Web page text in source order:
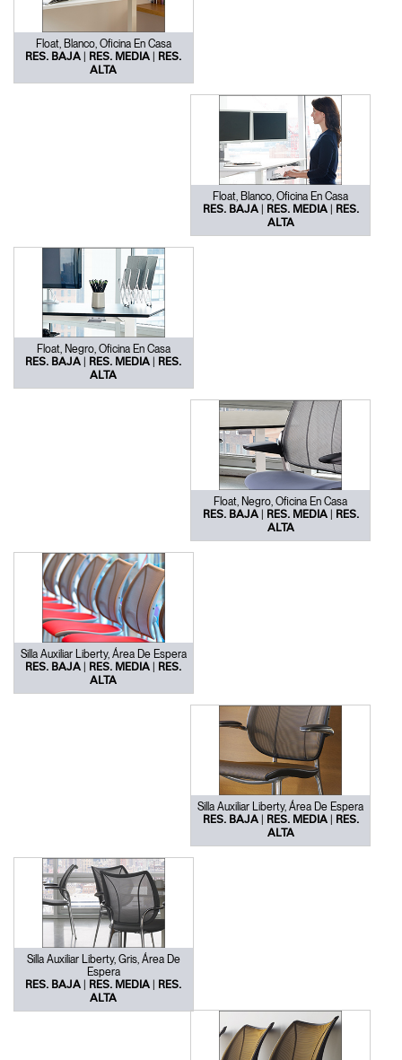
Float, Blanco, Oficina En Casa
RES. BAJA | RES. MEDIA | RES.
ALTA
Float, Blanco, Oficina En Casa
RES. BAJA | RES. MEDIA | RES.
ALTA
Float, Negro, Oficina En Casa
RES. BAJA | RES. MEDIA | RES.
ALTA
Float, Negro, Oficina En Casa
RES. BAJA | RES. MEDIA | RES.
ALTA
Silla Auxiliar Liberty, Área De Espera
RES. BAJA | RES. MEDIA | RES.
ALTA
Silla Auxiliar Liberty, Área De Espera
RES. BAJA | RES. MEDIA | RES.
ALTA
Silla Auxiliar Liberty, Gris, Área De
Espera
RES. BAJA | RES. MEDIA | RES.
ALTA